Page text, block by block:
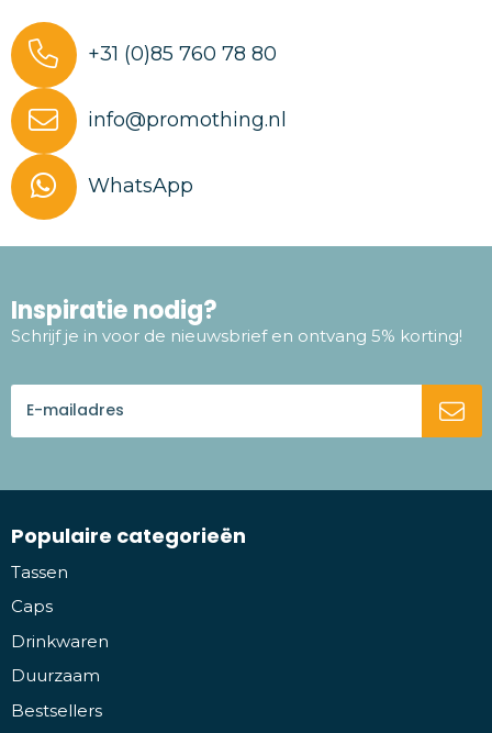
+31 (0)85 760 78 80
info@promothing.nl
WhatsApp
Inspiratie nodig?
Schrijf je in voor de nieuwsbrief en ontvang 5% korting!
Populaire categorieën
Tassen
Caps
Drinkwaren
Duurzaam
Bestsellers